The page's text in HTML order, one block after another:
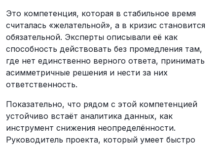
Это компетенция, которая в стабильное время
считалась «желательной», а в кризис становится
обязательной. Эксперты описывали её как
способность действовать без промедления там,
где нет единственно верного ответа, принимать
асимметричные решения и нести за них
ответственность.
Показательно, что рядом с этой компетенцией
устойчиво встаёт аналитика данных, как
инструмент снижения неопределённости.
Руководитель проекта, который умеет быстро